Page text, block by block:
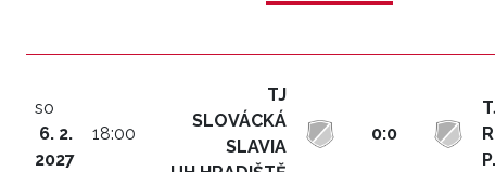
so
6. 2.
2027
18:00
TJ
SLOVÁCKÁ
SLAVIA
0:0